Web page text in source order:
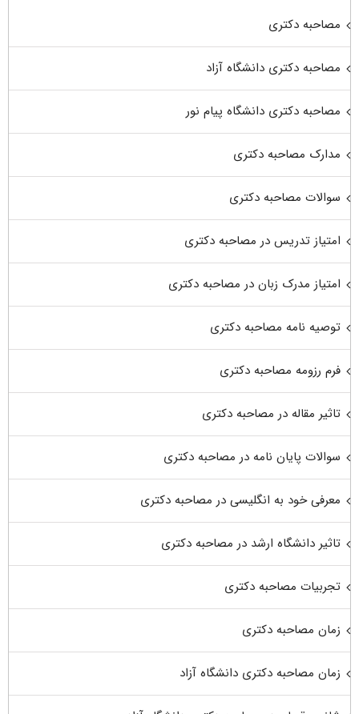
مصاحبه دکتری
مصاحبه دکتری دانشگاه آزاد
مصاحبه دکتری دانشگاه پیام نور
مدارک مصاحبه دکتری
سوالات مصاحبه دکتری
امتیاز تدریس در مصاحبه دکتری
امتیاز مدرک زبان در مصاحبه دکتری
توصیه نامه مصاحبه دکتری
فرم رزومه مصاحبه دکتری
تاثیر مقاله در مصاحبه دکتری
سوالات پایان نامه در مصاحبه دکتری
معرفی خود به انگلیسی در مصاحبه دکتری
تاثیر دانشگاه ارشد در مصاحبه دکتری
تجربیات مصاحبه دکتری
زمان مصاحبه دکتری
زمان مصاحبه دکتری دانشگاه آزاد